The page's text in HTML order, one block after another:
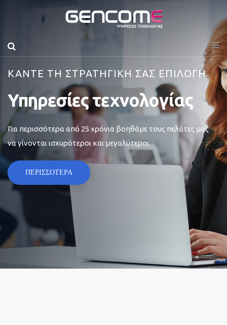
ΚΑΝΤΕ ΤΗ ΣΤΡΑΤΗΓΙΚΗ ΣΑΣ ΕΠΙΛΟΓΗ
Υπηρεσίες τεχνολογίας
Για περισσότερα από 25 χρόνια βοηθάμε τους πελάτες μας
να γίνονται ισχυρότεροι και μεγαλύτεροι.
ΠΕΡΙΣΣΟΤΕΡΑ